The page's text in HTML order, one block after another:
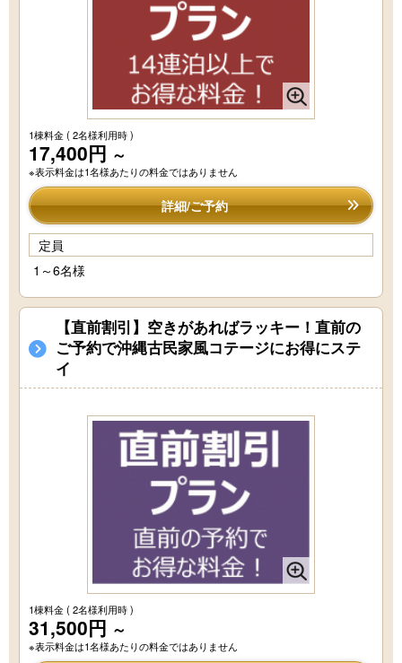
1棟料金( 2名様利用時 )
17,400円 ～
※表示料金は1名様あたりの料金ではありません
詳細/ご予約
定員
1～6名様
【直前割引】空きがあればラッキー！直前の
ご予約で沖縄古民家風コテージにお得にステ
イ
1棟料金( 2名様利用時 )
31,500円 ～
※表示料金は1名様あたりの料金ではありません